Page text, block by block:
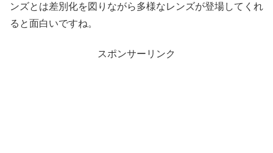
ンズとは差別化を図りながら多様なレンズが登場してくれ
ると面白いですね。
スポンサーリンク